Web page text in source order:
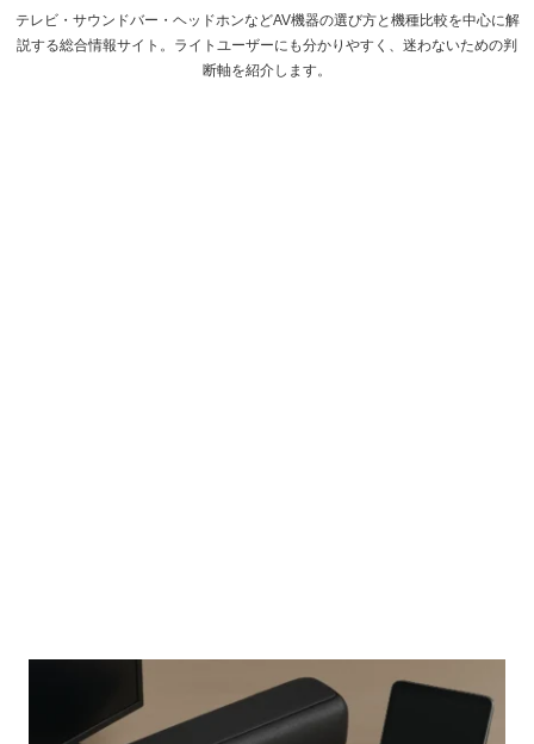
テレビ・サウンドバー・ヘッドホンなどAV機器の選び方と機種比較を中心に解
説する総合情報サイト。ライトユーザーにも分かりやすく、迷わないための判
断軸を紹介します。